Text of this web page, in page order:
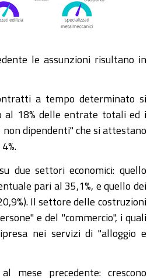
le assunzioni risultano in
a tempo determinato si
al 18% delle entrate totali ed i
dipendenti" che si attestano
due settori economici: quello
pari al 35,1%, e quello dei
Il settore delle costruzioni
e del "commercio", i quali
nei servizi di "alloggio e
mese precedente: crescono